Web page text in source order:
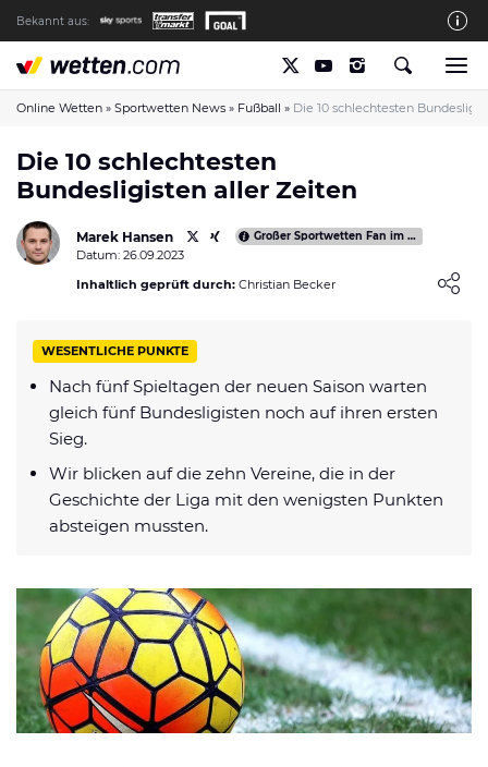
Bekannt aus:
Die wetten.com Redaktion
So bewerten wir die Anbieter
wetten.com auf Facebook
wetten.com auf YouTube
Spielsucht Hilfe & Prävention
Über Uns
Schreiber gesucht
Verantwortungsvolles Spielen
Glücksspiel-Regulierung in Deutschland
Haftungsausschluss
Datenschutzerklärung
Affiliate Disclaimer
Shop News Deals
Online Wetten » Sportwetten News » Fußball » Die 10 schlechtesten
Die 10 schlechtesten
Bundesligisten aller Zeiten
Marek Hansen Großer Sportwetten Fan im gesamten DACH Raum
Datum: 26.09.2023
Inhaltlich geprüft durch: Christian Becker
WESENTLICHE PUNKTE
Nach fünf Spieltagen der neuen Saison warten
gleich fünf Bundesligisten noch auf ihren ersten
Sieg.
Wir blicken auf die zehn Vereine, die in der
Geschichte der Liga mit den wenigsten Punkten
absteigen mussten.